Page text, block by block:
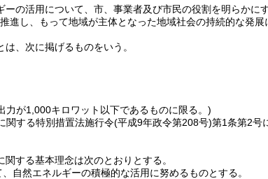
ーの活用について、市、事業者及び市民の役割を明らかに
進し、もって地域が主体となった地域社会の持続的な発展
、次に掲げるものをいう。
力が1,000キロワット以下であるものに限る。)
関する特別措置法施行令(平成9年政令第208号)第1条第2号
する基本理念は次のとおりとする。
自然エネルギーの積極的な活用に努めるものとする。